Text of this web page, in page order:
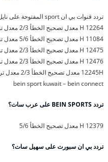
تردد قنوات بي ان sport المفتوحة على نايل سات
12264 H معدل تصحيح الخطأ 2/3 معدل ترميز 27500
11084 H معدل تصحيح الخطأ 5/6 معدل ترميز 27500
12475 H معدل تصحيح الخطأ 2/3 معدل ترميز 27500
12476 H معدل تصحيح الخطأ 2/3 معدل ترميز 27500
12245H معدل تصحيح الخطأ 2/3 معدل ترميز 27500
bein sport kuwait – bein connect
تردد BEIN SPORTS على عرب سات؟
12379 H معدل تصحيح الخطأ 5/6
تردد بي ان سبورت على سهيل سات؟